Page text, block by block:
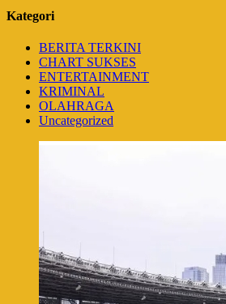
Kategori
BERITA TERKINI
CHART SUKSES
ENTERTAINMENT
KRIMINAL
OLAHRAGA
Uncategorized